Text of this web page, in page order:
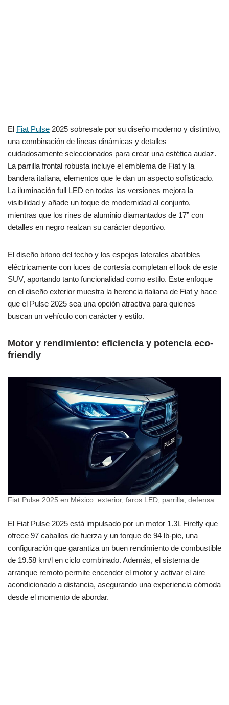
El Fiat Pulse 2025 sobresale por su diseño moderno y distintivo,
una combinación de líneas dinámicas y detalles
cuidadosamente seleccionados para crear una estética audaz.
La parrilla frontal robusta incluye el emblema de Fiat y la
bandera italiana, elementos que le dan un aspecto sofisticado.
La iluminación full LED en todas las versiones mejora la
visibilidad y añade un toque de modernidad al conjunto,
mientras que los rines de aluminio diamantados de 17” con
detalles en negro realzan su carácter deportivo.
El diseño bitono del techo y los espejos laterales abatibles
eléctricamente con luces de cortesía completan el look de este
SUV, aportando tanto funcionalidad como estilo. Este enfoque
en el diseño exterior muestra la herencia italiana de Fiat y hace
que el Pulse 2025 sea una opción atractiva para quienes
buscan un vehículo con carácter y estilo.
Motor y rendimiento: eficiencia y potencia eco-
friendly
Fiat Pulse 2025 en México: exterior, faros LED, parrilla, defensa
El Fiat Pulse 2025 está impulsado por un motor 1.3L Firefly que
ofrece 97 caballos de fuerza y un torque de 94 lb-pie, una
configuración que garantiza un buen rendimiento de combustible
de 19.58 km/l en ciclo combinado. Además, el sistema de
arranque remoto permite encender el motor y activar el aire
acondicionado a distancia, asegurando una experiencia cómoda
desde el momento de abordar.